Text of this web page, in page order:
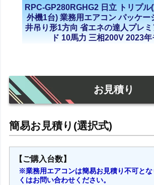
RPC-GP280RGHG2 日立 トリプル
外機1台) 業務用エアコン パッケー
井吊り形1方向 省エネの達人プレ
ド 10馬力 三相200V 2023
お見積り
【ご購入台数】
※業務用エアコンは簡易お見積り不可と
くはお問い合わせください。